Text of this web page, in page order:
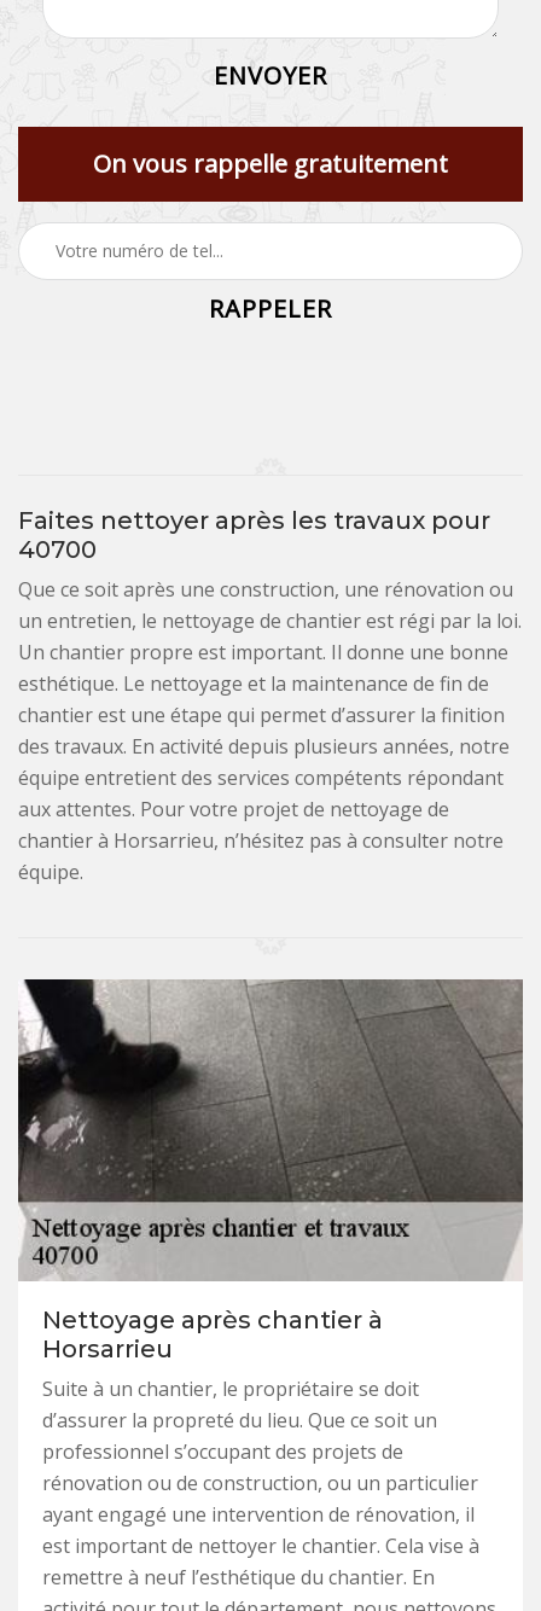
On vous rappelle gratuitement
Faites nettoyer après les travaux pour
40700
Que ce soit après une construction, une rénovation ou
un entretien, le nettoyage de chantier est régi par la loi.
Un chantier propre est important. Il donne une bonne
esthétique. Le nettoyage et la maintenance de fin de
chantier est une étape qui permet d’assurer la finition
des travaux. En activité depuis plusieurs années, notre
équipe entretient des services compétents répondant
aux attentes. Pour votre projet de nettoyage de
chantier à Horsarrieu, n’hésitez pas à consulter notre
équipe.
Nettoyage après chantier à
Horsarrieu
Suite à un chantier, le propriétaire se doit
d’assurer la propreté du lieu. Que ce soit un
professionnel s’occupant des projets de
rénovation ou de construction, ou un particulier
ayant engagé une intervention de rénovation, il
est important de nettoyer le chantier. Cela vise à
remettre à neuf l’esthétique du chantier. En